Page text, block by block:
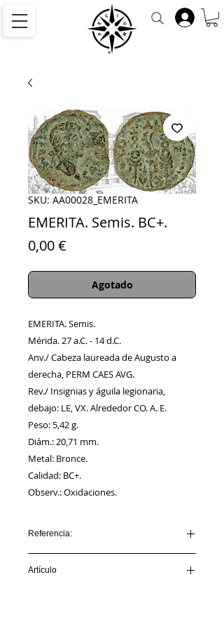
SKU: AA00028_EMERITA
EMERITA. Semis. BC+.
0,00 €
Agotado
EMERITA. Semis.
Mérida. 27 a.C. - 14 d.C.
Anv./ Cabeza laureada de Augusto a
derecha, PERM CAES AVG.
Rev./ Insignias y águila legionaria,
debajo: LE, VX. Alrededor CO. A. E.
Peso: 5,42 g.
Diám.: 20,71 mm.
Metal: Bronce.
Calidad: BC+.
Observ.: Oxidaciones.
Referencia:
Artículo